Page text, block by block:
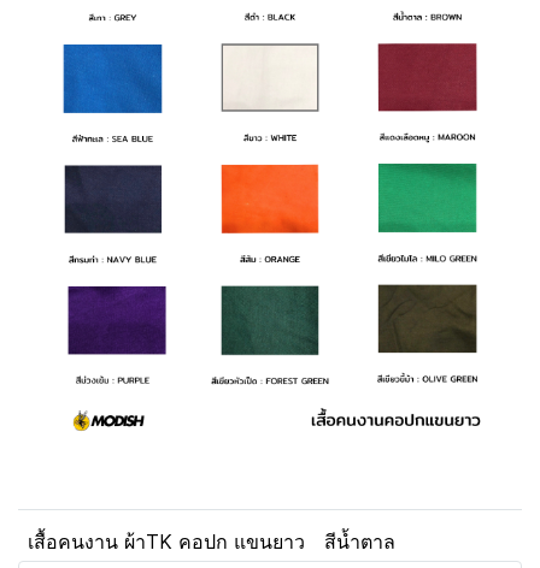
เสื้อคนงาน ผ้าTK คอปก แขนยาว สีน้ำตาล